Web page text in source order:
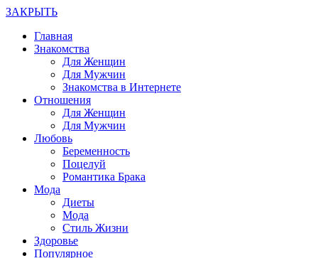
ЗАКРЫТЬ
Главная
Знакомства
Для Женщин
Для Мужчин
Знакомства в Интернете
Отношения
Для Женщин
Для Мужчин
Любовь
Беременность
Поцелуй
Романтика Брака
Мода
Диеты
Мода
Стиль Жизни
Здоровье
Популярное